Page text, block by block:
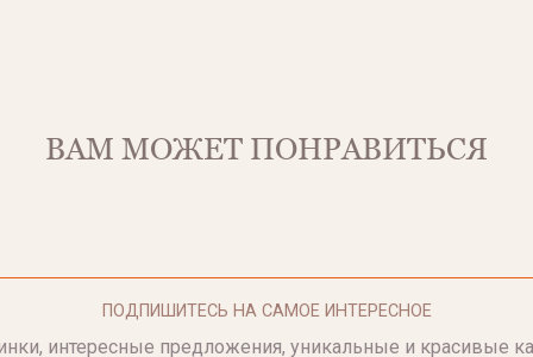
ВАМ МОЖЕТ ПОНРАВИТЬСЯ
ПОДПИШИТЕСЬ НА САМОЕ ИНТЕРЕСНОЕ
интересные предложения, уникальные и красивые